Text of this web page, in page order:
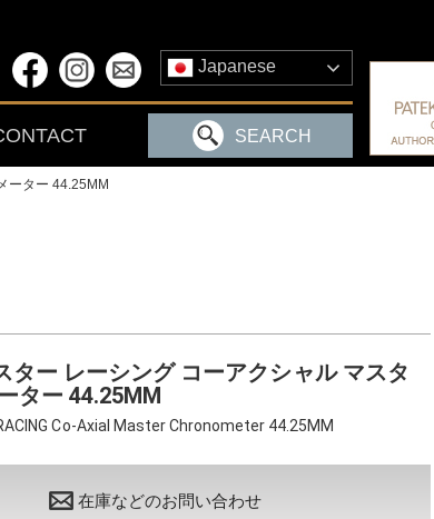
Japanese
SEARCH
ーター 44.25MM
ター レーシング コーアクシャル マスタ
ター 44.25MM
Co-Axial Master Chronometer 44.25MM
在庫などのお問い合わせ